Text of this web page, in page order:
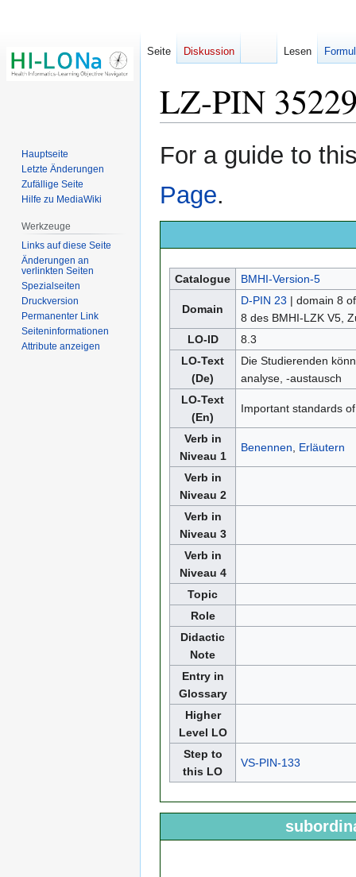
LZ-PIN
Zur
Navigation
Zur
Suche
For a guide to
Page.
Catalogue BMHI-Version-5
Domain
D-PIN 23 | domain 8
8 des BMHI-LZK V5,
LO-ID
8.3
LO-Text
(De)
Die Studierenden
analyse, -austausch
LO-Text
(En)
Important standards
Verb in
Niveau 1
Benennen Erläutern
Verb in
Niveau 2
Verb in
Niveau 3
Verb in
Niveau 4
Topic
Role
Didactic
Note
Entry in
Glossary
Higher
Level LO
Step to
this LO
VS-PIN-133
Seite Diskussion Lesen
Hauptseite
Letzte Änderungen
Zufällige Seite
Hilfe zu MediaWiki
Werkzeuge
Links auf diese Seite
Änderungen an
verlinkten Seiten
Spezialseiten
Druckversion
Permanenter Link
Seiten­­informationen
Attribute anzeigen